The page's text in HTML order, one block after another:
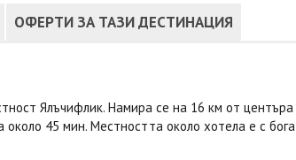
ОФЕРТИ ЗА ТАЗИ ДЕСТИНАЦИЯ
Ялъчифлик. Намира се на 16 км от
45 мин. Местността около хотела е с